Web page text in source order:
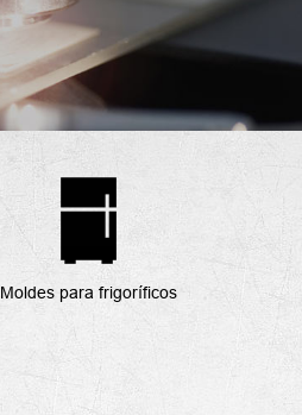
Moldes para frigoríficos